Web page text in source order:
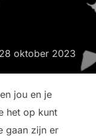
Geplaatst
28 oktober 2023
jou en je
het op kunt
gaan zijn er